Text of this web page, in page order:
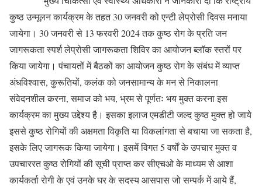
कुष्ठ उन्मूलन कार्यक्रम के तहत 30 जनवरी को एन्टी लेप्रोसी दिवस मनाया
जायेगा। 30 जनवरी से 13 फरवरी 2024 तक कुष्ठ रोग के प्रति जन
जागरूकता स्पर्श लेप्रोसी जागरूकता शिविर का आयोजन ब्लॉक स्तरों पर
किया जायेगा। पंचायतों में बैठकों का आयोजन कुष्ठ रोग के संबंध में व्याप्त
अंधविश्वास, कुरूतियों, कलंक को जनसामान्य के मन से निकालना
संवेदनशील करना, समाज को भय, भ्रम से पूर्णतः भय मुक्त करना इस
कार्यक्रम का मुख्य उद्देश्य है। इसका इलाज एमडीटी जल्द कुष्ठ मुक्त हो जाये
इससे कुष्ठ रोगियों की अक्षमता विकृति या विकलांगता से बचाया जा सकता है,
इसके लिए जागरूक किया जायेगा। इसमें विगत 5 वर्षों के उपचार मुक्त व
उपचाररत कुष्ठ रोगियों की सूची प्राप्त कर सीएचओ के माध्यम से आशा
कार्यकर्ता रोगी के एवं उनके घर के सदस्य आसपास जो सम्पर्क में आये हैं,